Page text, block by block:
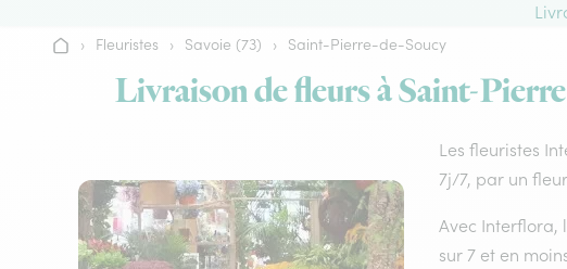
Accueil
› Fleuristes › Savoie (73) › Saint-Pierre-de-Soucy
Livraison de fleurs à Saint-
Les fleuristes
7j/7, par un
Avec Interflora,
sur 7 et en